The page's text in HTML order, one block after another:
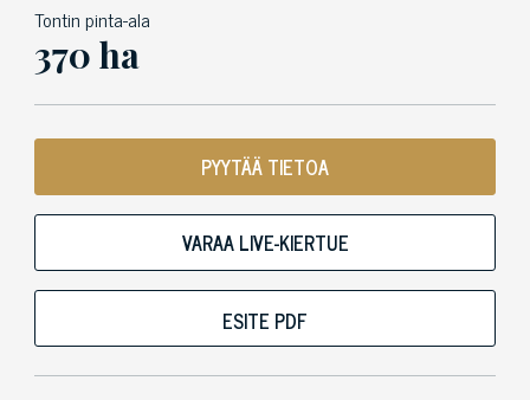
Tontin pinta-ala
370 ha
PYYTÄÄ TIETOA
VARAA LIVE-KIERTUE
ESITE PDF